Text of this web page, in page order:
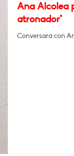
Ana Alcolea
atronador"
Conversará con